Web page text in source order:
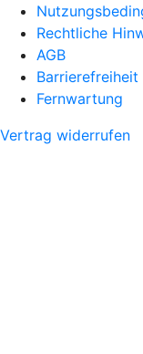
Rechtliche
AGB
Barrierefreiheit
Fernwartung
Vertrag widerrufen